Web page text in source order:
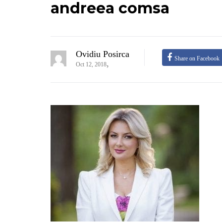
andreea comsa
Ovidiu Posirca
Oct 12, 2018, Share on Facebook